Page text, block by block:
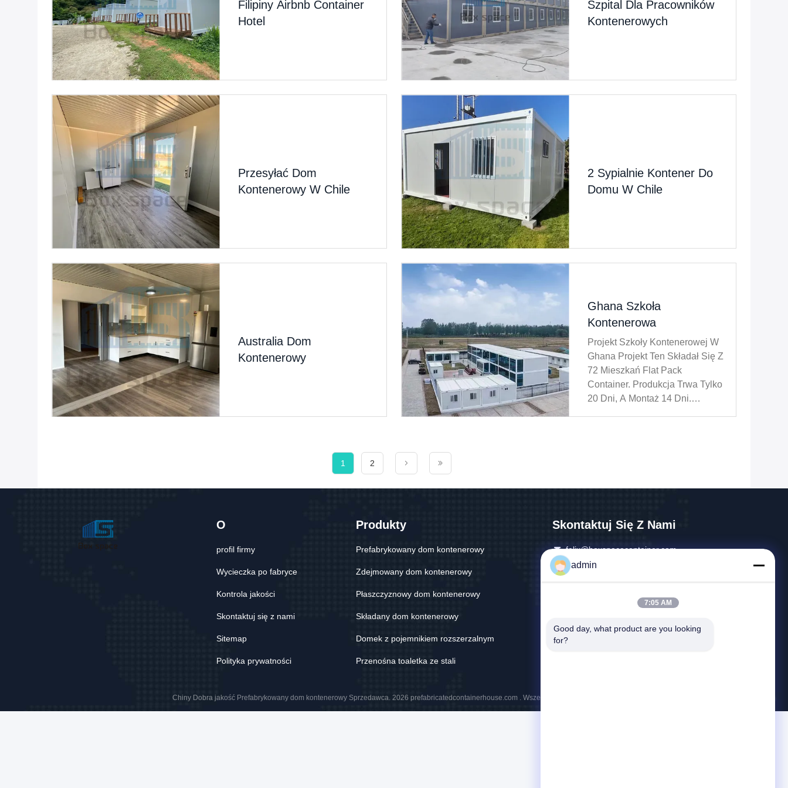
Filipiny Airbnb Container
Hotel
Szpital Dla Pracowników
Kontenerowych
Przesyłać Dom
Kontenerowy W Chile
2 Sypialnie Kontener Do
Domu W Chile
Australia Dom
Kontenerowy
Ghana Szkoła
Kontenerowa
Projekt Szkoły Kontenerowej W
Ghana Projekt Ten Składał Się Z
72 Mieszkań Flat Pack
Container. Produkcja Trwa Tylko
20 Dni, A Montaż 14 Dni.
1 2
O
profil firmy
Wycieczka po fabryce
Kontrola jakości
Skontaktuj się z nami
Sitemap
Polityka prywatności
Produkty
Prefabrykowany dom kontenerowy
Zdejmowany dom kontenerowy
Płaszczyznowy dom kontenerowy
Składany dom kontenerowy
Domek z pojemnikiem rozszerzalnym
Przenośna toaletka ze stali
Skontaktuj Się Z Nami
felix@boxspacecontainer.com
86-189-4243-2803
Shunde, Leliu, społeczność Dawan, Yanjiang
405.
Chiny Dobra jakość Prefabrykowany dom kontenerowy Sprzedawca. 2026 prefabricatedcontainerhouse.com . Wszelkie prawa zastrzeżone.
admin
7:05 AM
Good day, what product are you looking
for?